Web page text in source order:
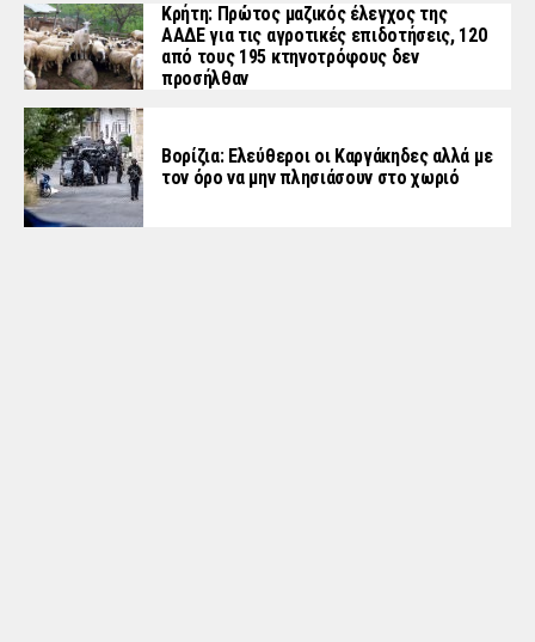
Κρήτη: Πρώτος μαζικός έλεγχος της
ΑΑΔΕ για τις αγροτικές επιδοτήσεις, 120
από τους 195 κτηνοτρόφους δεν
προσήλθαν
Βορίζια: Ελεύθεροι οι Καργάκηδες αλλά με
τον όρο να μην πλησιάσουν στο χωριό